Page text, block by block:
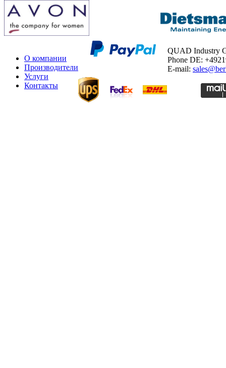
О компании
Производители
Услуги
Контакты
QUAD Industry
Phone DE:
E-mail: